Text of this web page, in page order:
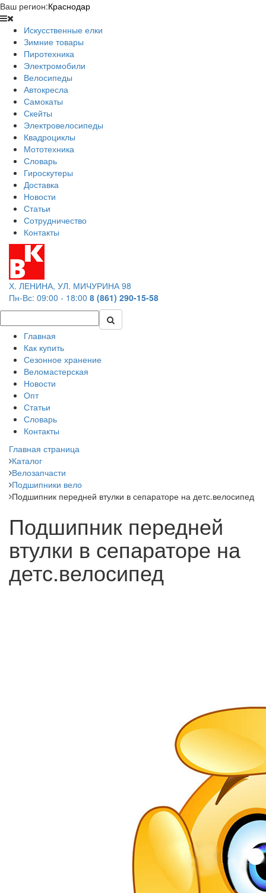
Ваш регион:Краснодар
Искусственные елки
Зимние товары
Пиротехника
Электромобили
Велосипеды
Автокресла
Самокаты
Скейты
Электровелосипеды
Квадроциклы
Мототехника
Словарь
Гироскутеры
Доставка
Новости
Статьи
Сотрудничество
Контакты
Х. ЛЕНИНА, УЛ. МИЧУРИНА 98
Пн-Вс: 09:00 - 18:00 8 (861) 290-15-58
Главная
Как купить
Сезонное хранение
Веломастерская
Новости
Опт
Статьи
Словарь
Контакты
Главная страница
Каталог
Велозапчасти
Подшипники вело
Подшипник передней втулки в сепараторе на детс.велосипед
Подшипник передней
втулки в сепараторе на
детс.велосипед